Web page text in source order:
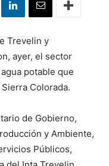
Trevelin y
ayer, el sector
potable que
Colorada.
de Gobierno,
y Ambiente,
Públicos,